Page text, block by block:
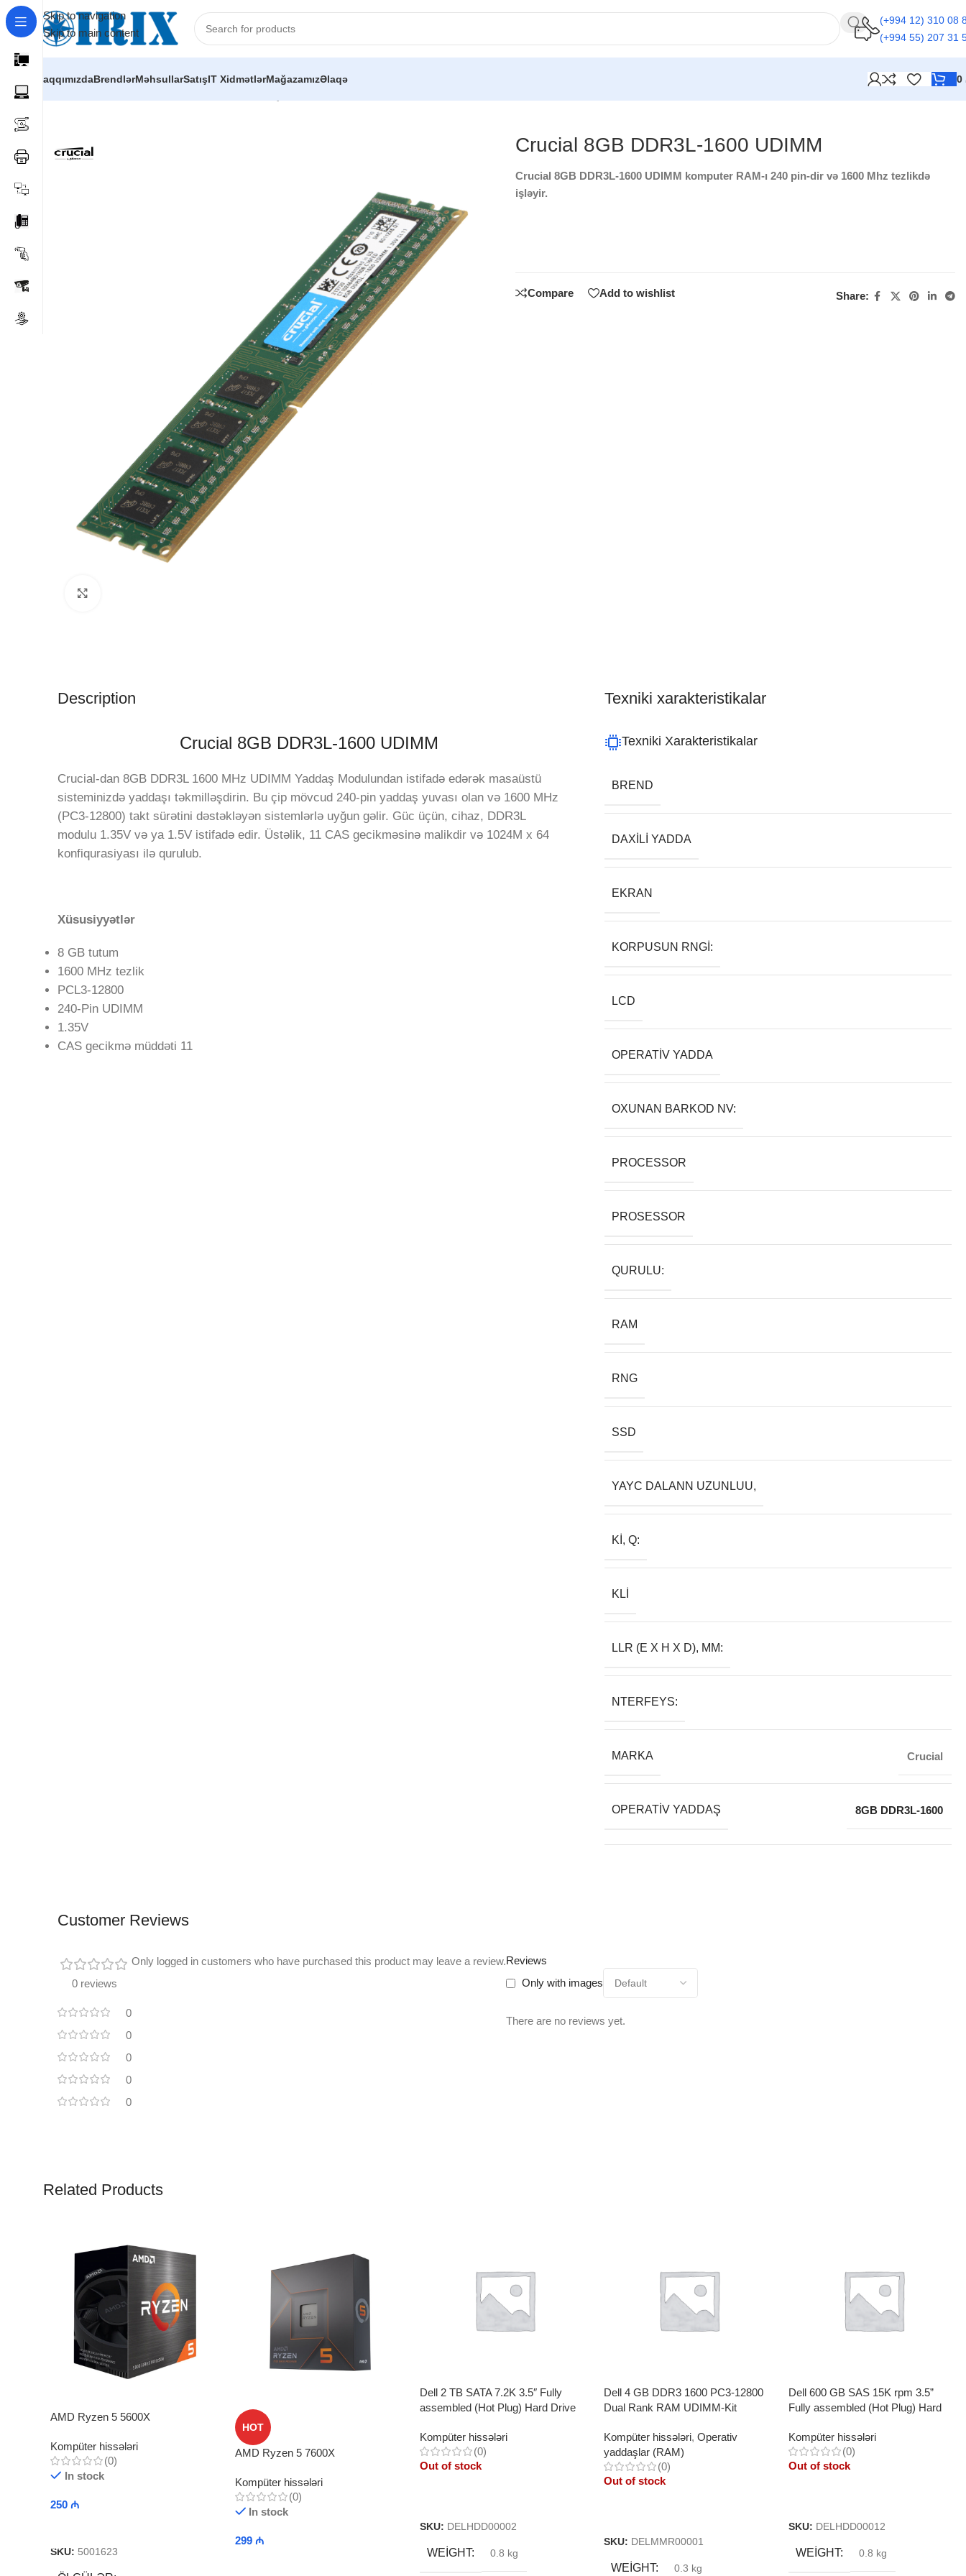
Skip to navigation
Skip to main content
(+994 12) 310 08
(+994 55) 207 31
HaqqımızdaBrendlərMəhsullarSatışIT XidmətlərMağazamızƏlaqə 0
Crucial 8GB DDR3L-1600 UDIMM
Crucial 8GB DDR3L-1600 UDIMM komputer RAM-ı 240 pin-dir və 1600 Mhz tezlikdə
işləyir.
Compare Add to wishlist Share:
Description
Crucial 8GB DDR3L-1600 UDIMM
Crucial-dan 8GB DDR3L 1600 MHz UDIMM Yaddaş Modulundan istifadə edərək masaüstü
sisteminizdə yaddaşı təkmilləşdirin. Bu çip mövcud 240-pin yaddaş yuvası olan və 1600 MHz
(PC3-12800) takt sürətini dəstəkləyən sistemlərlə uyğun gəlir. Güc üçün, cihaz, DDR3L
modulu 1.35V və ya 1.5V istifadə edir. Üstəlik, 11 CAS gecikməsinə malikdir və 1024M x 64
konfiqurasiyası ilə qurulub.
Xüsusiyyətlər
8 GB tutum
1600 MHz tezlik
PCL3-12800
240-Pin UDIMM
1.35V
CAS gecikmə müddəti 11
Texniki xarakteristikalar
Texniki Xarakteristikalar
BREND
DAXILI YADDA
EKRAN
KORPUSUN RNGI:
LCD
OPERATIV YADDA
OXUNAN BARKOD NV:
PROCESSOR
PROSESSOR
QURULU:
RAM
RNG
SSD
YAYC DALANN UZUNLUU,
KI, Q:
KLI
LLR (E X H X D), MM:
NTERFEYS:
MARKA Crucial
OPERATIV YADDAŞ 8GB DDR3L-1600
Customer Reviews
0 reviews
0
0
0
0
0
Reviews
Only with images
There are no reviews yet.
Only logged in customers who have purchased this product may leave a review.
Related Products
AMD Ryzen 5 5600X
Kompüter hissələri
(0)
In stock
250 ₼
SKU: 5001623
HOT
AMD Ryzen 5 7600X
Kompüter hissələri
(0)
In stock
299 ₼
Dell 2 TB SATA 7.2K 3.5″ Fully
assembled (Hot Plug) Hard Drive
Kompüter hissələri
(0)
Out of stock
SKU: DELHDD00002
WEIGHT 0.8 kg
Dell 4 GB DDR3 1600 PC3-12800
Dual Rank RAM UDIMM-Kit
Kompüter hissələri, Operativ
yaddaşlar (RAM)
(0)
Out of stock
SKU: DELMMR00001
WEIGHT 0.3 kg
Dell 600 GB SAS 15K rpm 3.5”
Fully assembled (Hot Plug) Hard
Kompüter hissələri
(0)
Out of stock
SKU: DELHDD00012
WEIGHT 0.8 kg